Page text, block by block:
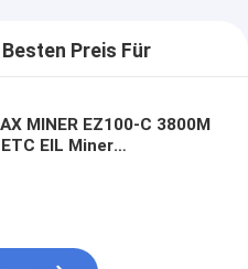
Preis Für
MINER EZ100-C 3800M
EIL Miner